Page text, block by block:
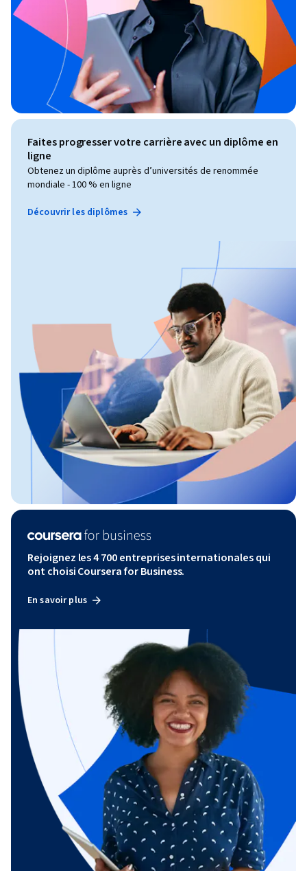
Faites progresser votre carrière avec un diplôme en
ligne
Obtenez un diplôme auprès d’universités de renommée
mondiale - 100 % en ligne
Découvrir les diplômes
Rejoignez les 4 700 entreprises internationales qui
ont choisi Coursera for Business.
En savoir plus